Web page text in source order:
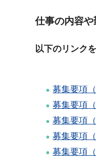
仕事の内容や
以下のリンク
募集要項
募集要項
募集要項
募集要項
募集要項